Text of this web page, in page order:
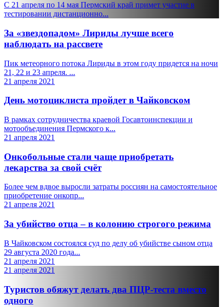
С 21 апреля по 14 мая Пермский край примет участие в
тестировании дистанционно...
За «звездопадом» Лириды лучше всего
наблюдать на рассвете
Пик метеорного потока Лириды в этом году придется на ночи
21, 22 и 23 апреля. ...
21 апреля 2021
День мотоциклиста пройдет в Чайковском
В рамках сотрудничества краевой Госавтоинспекции и
мотообъединения Пермского к...
21 апреля 2021
Онкобольные стали чаще приобретать
лекарства за свой счёт
Более чем вдвое выросли затраты россиян на самостоятельное
приобретение онкопр...
21 апреля 2021
За убийство отца – в колонию строгого режима
В Чайковском состоялся суд по делу об убийстве сыном отца
29 августа 2020 года...
21 апреля 2021
21 апреля 2021
Туристов обяжут делать два ПЦР-теста вместо
одного